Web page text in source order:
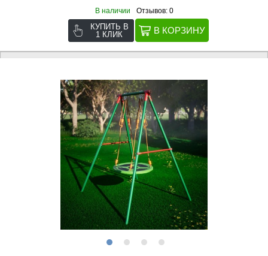
В наличии Отзывов: 0
КУПИТЬ В
1 КЛИК